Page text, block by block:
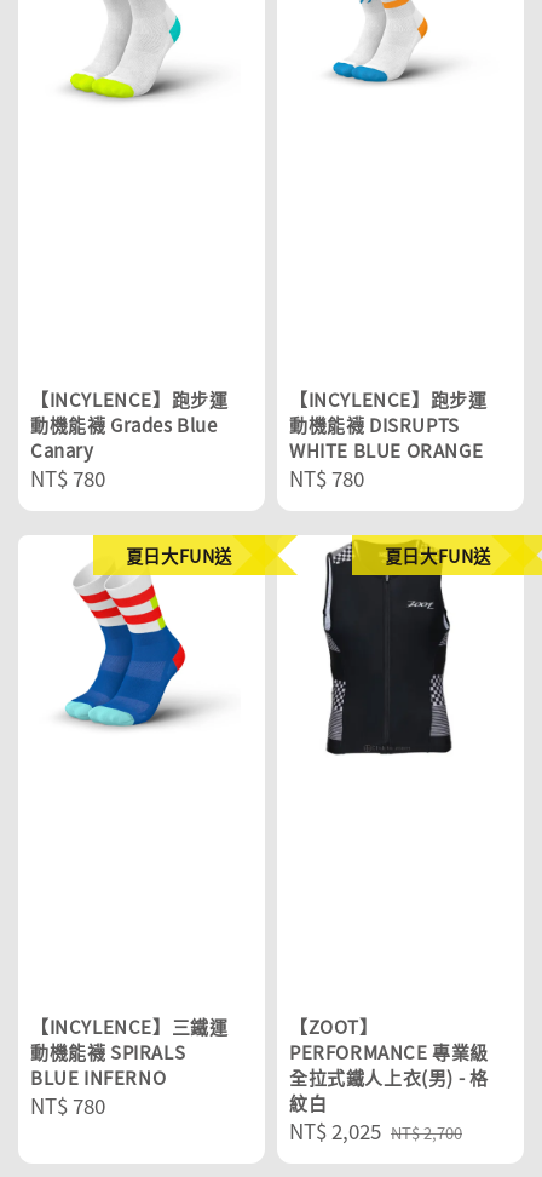
【INCYLENCE】跑步運
動機能襪 Grades Blue
Canary
Regular
price
NT$ 780
【INCYLENCE】跑步運
動機能襪 DISRUPTS
WHITE BLUE ORANGE
Regular
price
NT$ 780
夏日大FUN送
【INCYLENCE】三鐵運
動機能襪 SPIRALS
BLUE INFERNO
Regular
NT$ 780
夏日大FUN送
【ZOOT】
PERFORMANCE 專業級
全拉式鐵人上衣(男) - 格
紋白
Sale
price
NT$ 2,025 Regular
price
NT$ 2,700